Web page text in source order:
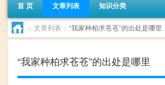
首 页 文章列表 知识分类
> 文章列表 > “我家种柏求苍苍”的出处是哪里
“我家种柏求苍苍”的出处是哪里